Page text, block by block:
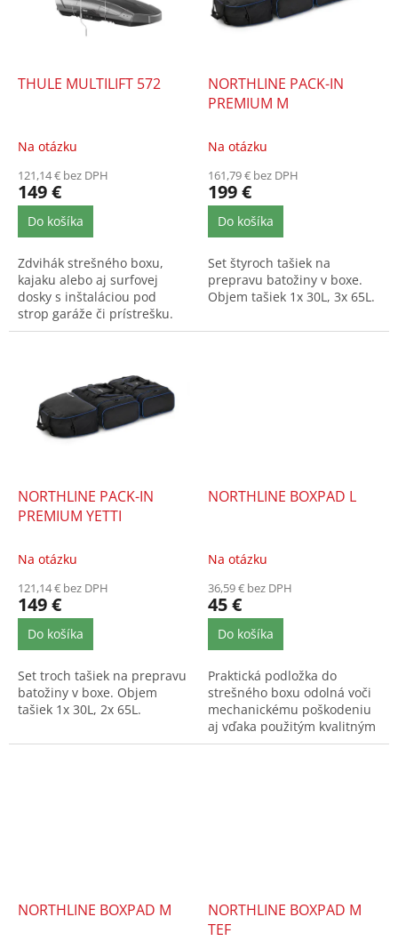
dTHULE MULTILIFT 572
Na otázku
121,14 € bez DPH
149 €
Do košíka
Zdvihák strešného boxu,
kajaku alebo aj surfovej
dosky s inštaláciou pod
strop garáže či prístrešku.
Efektívne využitie...
NORTHLINE PACK-IN
PREMIUM M
Na otázku
161,79 € bez DPH
199 €
Do košíka
Set štyroch tašiek na
prepravu batožiny v boxe.
Objem tašiek 1x 30L, 3x 65L.
NORTHLINE PACK-IN
PREMIUM YETTI
Na otázku
121,14 € bez DPH
149 €
Do košíka
Set troch tašiek na prepravu
batožiny v boxe. Objem
tašiek 1x 30L, 2x 65L.
NORTHLINE BOXPAD L
Na otázku
36,59 € bez DPH
45 €
Do košíka
Praktická podložka do
strešného boxu odolná voči
mechanickému poškodeniu
aj vďaka použitým kvalitným
materiálom. Veľkosť L
NORTHLINE BOXPAD M
NORTHLINE BOXPAD M
TEF